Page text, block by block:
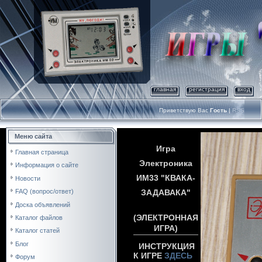
главная регистрация вход
Приветствую Вас Гость | RSS
Меню сайта
Главная страница
Информация о сайте
Новости
FAQ (вопрос/ответ)
Доска объявлений
Каталог файлов
Каталог статей
Блог
Форум
Игра
Электроника
ИМ33 "КВАКА-
ЗАДАВАКА"
(ЭЛЕКТРОННАЯ
ИГРА)
ИНСТРУКЦИЯ
К ИГРЕ ЗДЕСЬ